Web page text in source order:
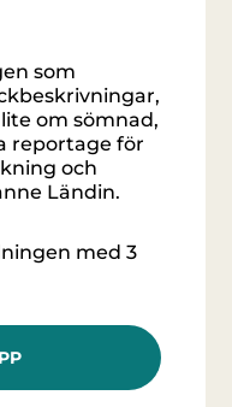
som
om sömnad,
reportage för
och
Ländin.
med 3